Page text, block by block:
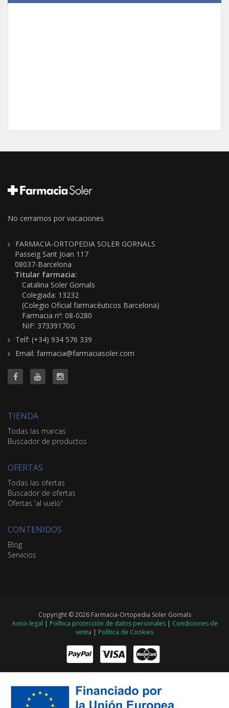
No cerramos por vacaciones
FARMACIA-ORTOPEDIA SOLER GORNALS
Passeig Sant Joan 117
08037-Barcelona
Titular farmacia:
Catalina Soler Gornals
Colegiada: 13232
(Colegio Oficial farmacéuticos Barcelona)
Farmacia nº: 08-0280
NIF: 37339170G
Telf: (+34) 934 576 339
Email: farmacia@farmaciasoler.com
TIENDA
Todas las marcas
Buscador de productos
OFERTAS
Todas las ofertas
Buscador de ofertas
Ofertas 'al vuelo'
CONTENIDOS
Blog
Servicios
Copyright © 2026 Farmacia-Ortopedia Soler Gornals
Aviso legal | Política protección de datos personales| Condiciones de
venta | Política de Cookies